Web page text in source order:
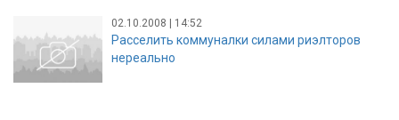
02.10.2008 | 14:52
Расселить коммуналки силами риэлторов
нереально